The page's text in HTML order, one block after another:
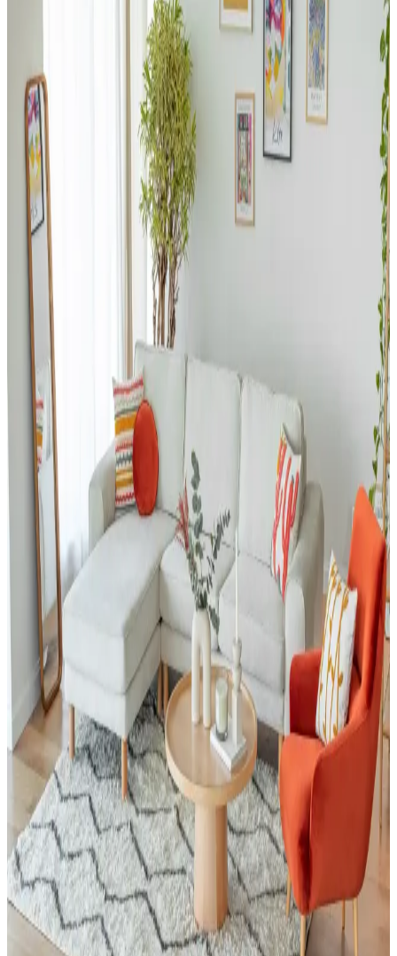
Dergi ve Gazete Tutucularının Fonksiyonları ve
Alternatif Kullanım Alanları Hakkında Detaylı
Dergi ve gazete tutucuları, basılı medyanın yanı sıra battaniye,
ayakkabı ve banyo malzemeleri gibi farklı eşyaların
düzenlenmesinde fonksiyonel çözümler sunar. Malzeme ve boyut
çeşitliliği kullanım alanlarını genişletir.
Ev Dekorasyonunda Halı Seçimi: Renk Dengesi ve
Uyum Prensipleriyle Mekan Tasarımı
Ev dekorasyonunda halı seçimi, renk dengesi ve desen uyumu ile
mekanın atmosferini belirler. 60/30/10 prensibi ve mobilyalarla
uyum, yaşam alanına sıcaklık ve kişilik katar.
Salon Duvar Düzenlemesinde Raf Kullanımı ve
Estetik Dengenin Sağlanması
Salon duvarlarında rafların simetrik yerleşimi, aksesuar seçimi ve
mobilya düzeni mekânın estetik ve fonksiyonel dengesini sağlar.
Doğru duvar rengi ve sanat eserleriyle ferah bir atmosfer oluşturulur.
Giriş Holü Dekorasyonunda Estetik ve
Fonksiyonellik: Sahil Evi İçin Pratik Çözümler
Giriş holü dekorasyonunda duvar kağıdı seçimi, mobilya düzeni ve
zemin malzemeleri estetik ve fonksiyonelliği dengeler. Sahil
evlerinde kum ve neme karşı pratik çözümler önemlidir.
ABD'de USM Haller Modüler Mobilya Sistemlerine
Uyumlu Alternatifler ve Üretim Değerlendirmesi
USM Haller modüler mobilyalarının yüksek fiyatları, ABD'de yerel
marangozlar ve yapı marketlerinden temin edilen uyumlu parçalarla
ekonomik ve esnek alternatifler oluşturulmasına yol açıyor. Üretim
maliyetleri ve kullanıcı deneyimleri değerlendiriliyor.
Yeşil Kanepe Dekorasyonunda Renk Uyumu ve
Mobilya Düzeniyle Mekan Estetiği
Yeşil kanepe, odanın renk paleti ve mobilya düzeniyle uyum
sağladığında dekorasyonda öne çıkar. Renk bütünlüğü ve mobilya
yerleşimi, mekanın estetiğini ve ferahlığını artırır.
Küçük Toalet Odası Yenileme: Fonksiyonel ve
Estetik Tasarım Önerileri
Küçük toalet odasının yenilenmesinde mobilya uyumu, ton sür ton
desenler ve aksesuar seçimi önemlidir. Uygun fiyatlı dolap boyama
ve hijyenik halı tercihleri mekâna estetik ve fonksiyonellik katar.
Küçük Oturma Odalarında Rahat Koltuk Yerleşimi
ve Dekorasyon Stratejileri